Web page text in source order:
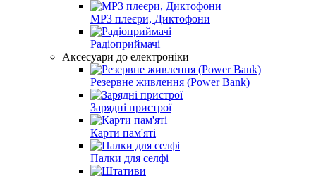
MP3 плеєри, Диктофони
Радіоприймачі
Аксесуари до електроніки
Резервне живлення (Power Bank)
Зарядні пристрої
Карти пам'яті
Палки для селфі